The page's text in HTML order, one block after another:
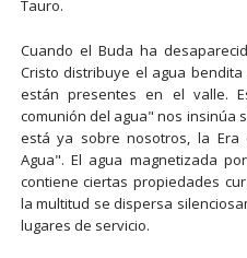
Tauro.
Cuando el Buda ha
Cristo distribuye el agua
están presentes en el valle.
comunión del agua" nos insinúa
está ya sobre nosotros, la
Agua". El agua magnetizada
contiene ciertas propiedades
la multitud se dispersa
lugares de servicio.